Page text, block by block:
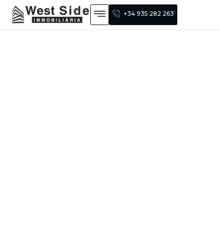
+34 935 282 263